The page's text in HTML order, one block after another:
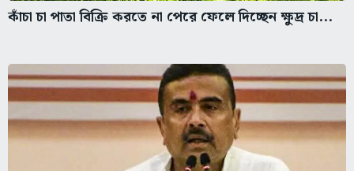
কাঁচা চা পাতা বিক্রি করতে না পেরে ফেলে দিচ্ছেন ক্ষুদ্র চা...